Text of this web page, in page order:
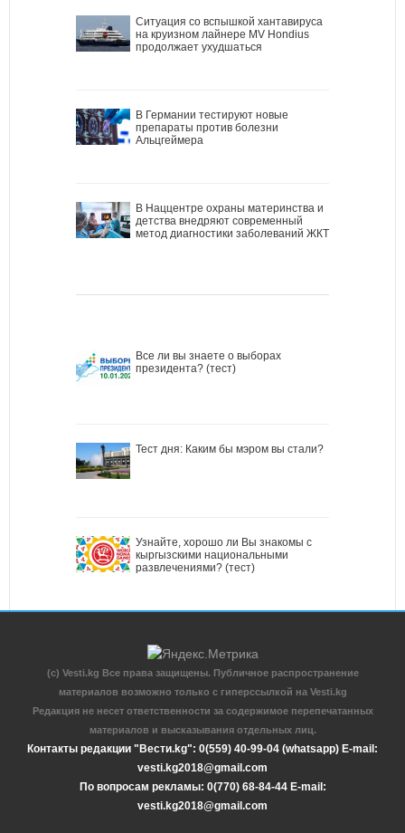
Ситуация со вспышкой хантавируса
на круизном лайнере MV Hondius
продолжает ухудшаться
В Германии тестируют новые
препараты против болезни
Альцгеймера
В Наццентре охраны материнства и
детства внедряют современный
метод диагностики заболеваний ЖКТ
Все ли вы знаете о выборах
президента? (тест)
Тест дня: Каким бы мэром вы стали?
Узнайте, хорошо ли Вы знакомы с
кыргызскими национальными
развлечениями? (тест)
(c) Vesti.kg Все права защищены. Публичное распространение
материалов возможно только с гиперссылкой на Vesti.kg
Редакция не несет ответственности за содержимое перепечатанных
материалов и высказывания отдельных лиц.
Контакты редакции "Вести.kg": 0(559) 40-99-04 (whatsapp) E-mail:
vesti.kg2018@gmail.com
По вопросам рекламы: 0(770) 68-84-44 E-mail:
vesti.kg2018@gmail.com